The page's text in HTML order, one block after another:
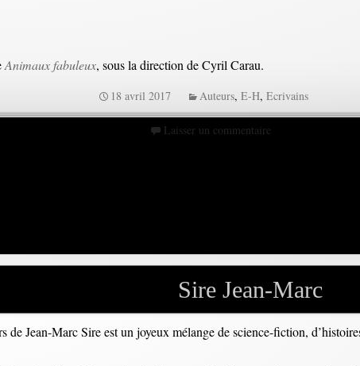
Animaux fabuleux, sous la direction de Cyril Carau.
18 avril 2017 Auteurs, E-H, Ecrivains
Laisser un commentaire
Sire Jean-Marc
de Jean-Marc Sire est un joyeux mélange de science-fiction,